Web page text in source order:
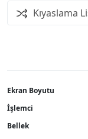
Kıyaslama
Ekran Boyutu
İşlemci
Bellek